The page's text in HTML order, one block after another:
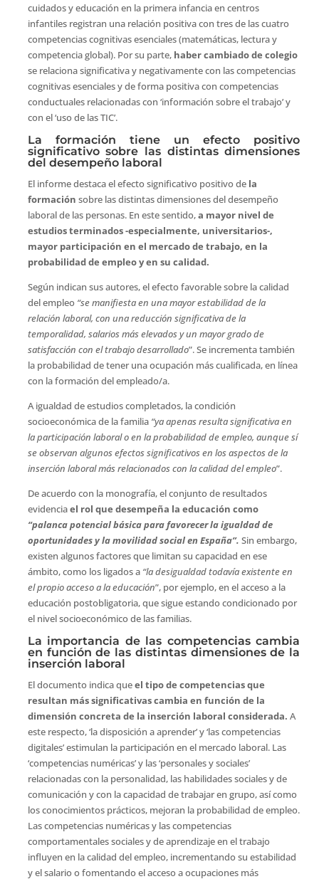
cuidados y educación en la primera infancia en centros
infantiles registran una relación positiva con tres de las cuatro
competencias cognitivas esenciales (matemáticas, lectura y
competencia global). Por su parte, haber cambiado de colegio
se relaciona significativa y negativamente con las competencias
cognitivas esenciales y de forma positiva con competencias
conductuales relacionadas con ‘información sobre el trabajo’ y
con el ‘uso de las TIC’.
La formación tiene un efecto positivo
significativo sobre las distintas dimensiones
del desempeño laboral
El informe destaca el efecto significativo positivo de la
formación sobre las distintas dimensiones del desempeño
laboral de las personas. En este sentido,a mayor nivel de
estudios terminados -especialmente, universitarios-,
mayor participación en el mercado de trabajo, en la
probabilidad de empleo y en su calidad.
Según indican sus autores, el efecto favorable sobre la calidad
del empleo “se manifiesta en una mayor estabilidad de la
relación laboral, con una reducción significativa de la
temporalidad, salarios más elevados y un mayor grado de
satisfacción con el trabajo desarrollado”. Se incrementa también
la probabilidad de tener una ocupación más cualificada, en línea
con la formación del empleado/a.
A igualdad de estudios completados, la condición
socioeconómica de la familia “ya apenas resulta significativa en
la participación laboral o en la probabilidad de empleo, aunque sí
se observan algunos efectos significativos en los aspectos de la
inserción laboral más relacionados con la calidad del empleo”.
De acuerdo con la monografía, el conjunto de resultados
evidenciael rol que desempeña la educación como
“palanca potencial básica para favorecer la igualdad de
oportunidades y la movilidad social en España”. Sin embargo,
existen algunos factores que limitan su capacidad en ese
ámbito, como los ligados a “la desigualdad todavía existente en
el propio acceso a la educación”, por ejemplo, en el acceso a la
educación postobligatoria, que sigue estando condicionado por
el nivel socioeconómico de las familias.
La importancia de las competencias cambia
en función de las distintas dimensiones de la
inserción laboral
El documento indica queel tipo de competencias que
resultan más significativas cambia en función de la
dimensión concreta de la inserción laboral considerada. A
este respecto, ‘la disposición a aprender’ y ‘las competencias
digitales’ estimulan la participación en el mercado laboral. Las
‘competencias numéricas’ y las ‘personales y sociales’
relacionadas con la personalidad, las habilidades sociales y de
comunicación y con la capacidad de trabajar en grupo, así como
los conocimientos prácticos, mejoran la probabilidad de empleo.
Las competencias numéricas y las competencias
comportamentales sociales y de aprendizaje en el trabajo
influyen en la calidad del empleo, incrementando su estabilidad
y el salario o fomentando el acceso a ocupaciones más